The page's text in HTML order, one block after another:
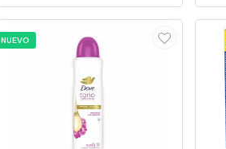
NUEVO